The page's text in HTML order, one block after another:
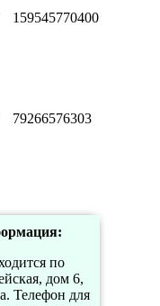
159545770400
79266576303
по
дом 6,
Телефон для